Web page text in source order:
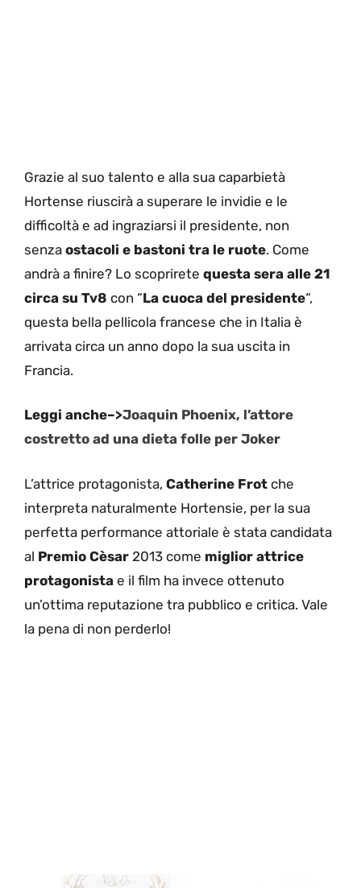
Grazie al suo talento e alla sua caparbietà
Hortense riuscirà a superare le invidie e le
difficoltà e ad ingraziarsi il presidente, non
senza ostacoli e bastoni tra le ruote. Come
andrà a finire? Lo scoprirete questa sera alle 21
circa su Tv8 con “La cuoca del presidente“,
questa bella pellicola francese che in Italia è
arrivata circa un anno dopo la sua uscita in
Francia.
Leggi anche–>Joaquin Phoenix, l’attore
costretto ad una dieta folle per Joker
L’attrice protagonista, Catherine Frot che
interpreta naturalmente Hortensie, per la sua
perfetta performance attoriale è stata candidata
al Premio Cèsar 2013 come miglior attrice
protagonista e il film ha invece ottenuto
un’ottima reputazione tra pubblico e critica. Vale
la pena di non perderlo!